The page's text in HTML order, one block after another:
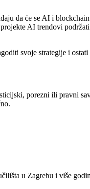
da će se AI i
AI trendovi
svoje strategije i
porezni ili pravni
u Zagrebu i više